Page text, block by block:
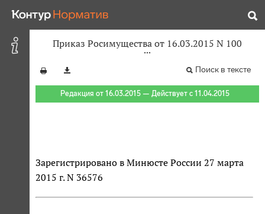
Приказ Росимущества от 16.03.2015 N 100
Поиск в тексте
Редакция от 16.03.2015 — Действует с 11.04.2015
Зарегистрировано в Минюсте России 27 марта
2015 г. N 36576